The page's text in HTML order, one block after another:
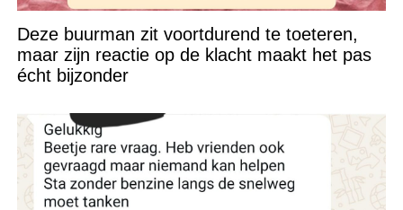
Deze buurman zit voortdurend te toeteren,
maar zijn reactie op de klacht maakt het pas
écht bijzonder